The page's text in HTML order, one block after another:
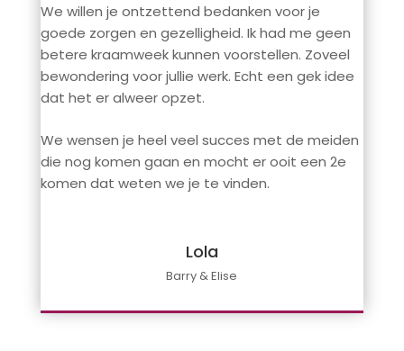
We willen je ontzettend bedanken voor je
goede zorgen en gezelligheid. Ik had me geen
betere kraamweek kunnen voorstellen. Zoveel
bewondering voor jullie werk. Echt een gek idee
dat het er alweer opzet.
We wensen je heel veel succes met de meiden
die nog komen gaan en mocht er ooit een 2e
komen dat weten we je te vinden.
Lola
Barry & Elise